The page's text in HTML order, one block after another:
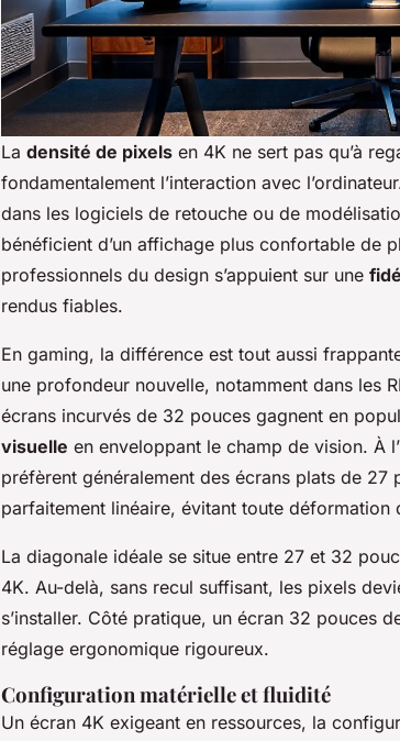
La densité de pixels en 4K ne sert pas qu’à
fondamentalement l’interaction avec
dans les logiciels de retouche ou de
bénéficient d’un affichage plus confortable de
professionnels du design s’appuient sur une
rendus fiables.
En gaming, la différence est tout aussi
une profondeur nouvelle, notamment dans les
écrans incurvés de 32 pouces gagnent en
visuelle en enveloppant le champ de vision. À
préfèrent généralement des écrans plats de 27
parfaitement linéaire, évitant toute
La diagonale idéale se situe entre 27 et 32
4K. Au-delà, sans recul suffisant, les pixels
s’installer. Côté pratique, un écran 32 pouces
réglage ergonomique rigoureux.
Configuration matérielle et fluidité
Un écran 4K exigeant en ressources, la